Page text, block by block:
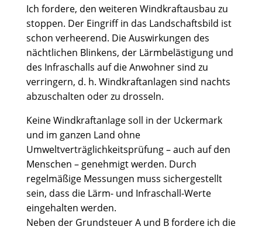
Ich fordere, den weiteren Windkraftausbau zu
stoppen. Der Eingriff in das Landschaftsbild ist
schon verheerend. Die Auswirkungen des
nächtlichen Blinkens, der Lärmbelästigung und
des Infraschalls auf die Anwohner sind zu
verringern, d. h. Windkraftanlagen sind nachts
abzuschalten oder zu drosseln.
Keine Windkraftanlage soll in der Uckermark
und im ganzen Land ohne
Umweltverträglichkeitsprüfung – auch auf den
Menschen – genehmigt werden. Durch
regelmäßige Messungen muss sichergestellt
sein, dass die Lärm- und Infraschall-Werte
eingehalten werden.
Neben der Grundsteuer A und B fordere ich die